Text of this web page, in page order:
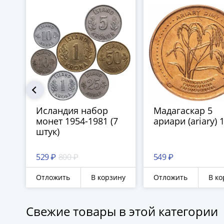
Исландия набор
монет 1954-1981 (7
штук)
529 ₽ 800 ₽
Отложить В корзину
Мадагаскар 5
ариари (ariary)
549 ₽
Отложить В
Свежие товары в этой категории